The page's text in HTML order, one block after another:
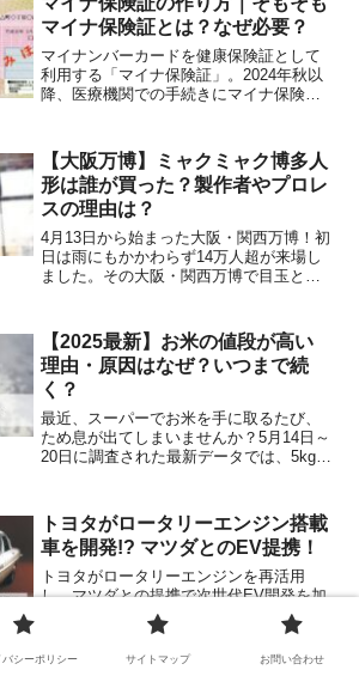
マイナ保険証とは？なぜ必要？
マイナンバーカードを健康保険証として
利用する「マイナ保険証」。2024年秋以
降、医療機関での手続きにマイナ保険証
メリット、利用方法などを詳しく解説し
ます。さらに、マイナ保険証でできる医
療費控除の手続きについても紹介しま
す。
【大阪万博】ミャクミャク博多人
形は誰が買った？製作者やプロレ
スの理由は？
4月13日から始まった大阪・関西万博！初
日は雨にもかかわらず14万人超が来場し
ました。その大阪・関西万博で目玉とし
格にもかかわらず開始30分で売れたこと
が話題になって...
【2025最新】お米の値段が高い
理由・原因はなぜ？いつまで続
く？
最近、スーパーでお米を手に取るたび、
ため息が出てしまいませんか？5月14日～
20日に調査された最新データでは、5kgあ
預かる身としては本当に頭が痛いところ
です。「...
トヨタがロータリーエンジン搭載
車を開発!? マツダとのEV提携！
トヨタがロータリーエンジンを再活用
し、マツダとの提携で次世代EV開発を加
速！この記事では、両社の協力内容やロ
ータリーエンジンの新たな可能性を詳し
く解説します。
バシーポリシー サイトマップ お問い合わせ